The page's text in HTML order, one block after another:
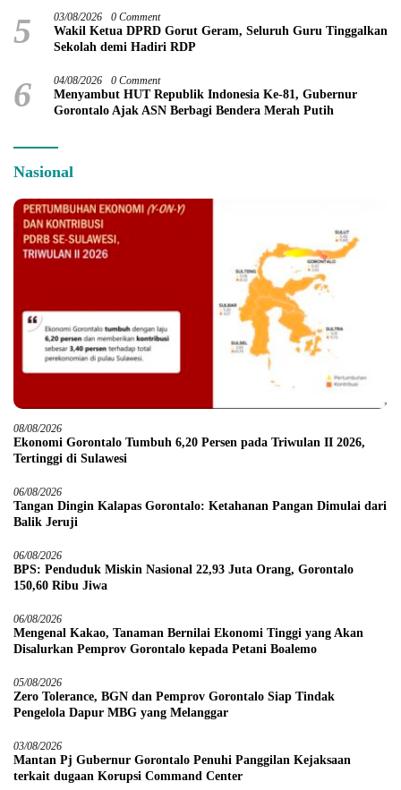
5 03/08/2026 0 Comment
Wakil Ketua DPRD Gorut Geram, Seluruh Guru Tinggalkan
Sekolah demi Hadiri RDP
6 04/08/2026 0 Comment
Menyambut HUT Republik Indonesia Ke-81, Gubernur
Gorontalo Ajak ASN Berbagi Bendera Merah Putih
Nasional
08/08/2026
Ekonomi Gorontalo Tumbuh 6,20 Persen pada Triwulan II 2026,
Tertinggi di Sulawesi
06/08/2026
Tangan Dingin Kalapas Gorontalo: Ketahanan Pangan Dimulai dari
Balik Jeruji
06/08/2026
BPS: Penduduk Miskin Nasional 22,93 Juta Orang, Gorontalo
150,60 Ribu Jiwa
06/08/2026
Mengenal Kakao, Tanaman Bernilai Ekonomi Tinggi yang Akan
Disalurkan Pemprov Gorontalo kepada Petani Boalemo
05/08/2026
Zero Tolerance, BGN dan Pemprov Gorontalo Siap Tindak
Pengelola Dapur MBG yang Melanggar
03/08/2026
Mantan Pj Gubernur Gorontalo Penuhi Panggilan Kejaksaan
terkait dugaan Korupsi Command Center